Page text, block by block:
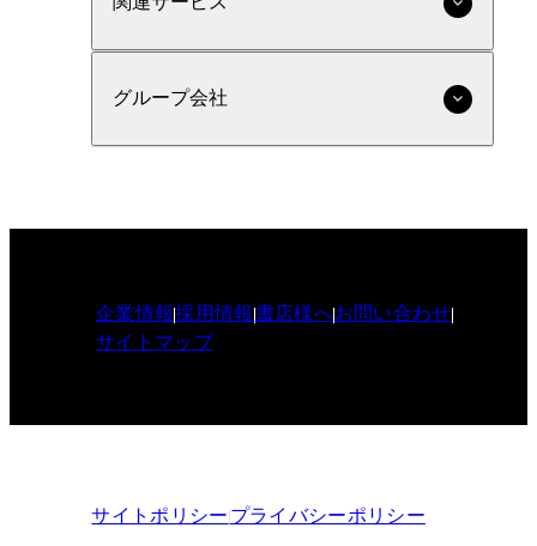
グループ会社
企業情報採用情報書店様へお問い合わせ
サイトマップ
サイトポリシープライバシーポリシー